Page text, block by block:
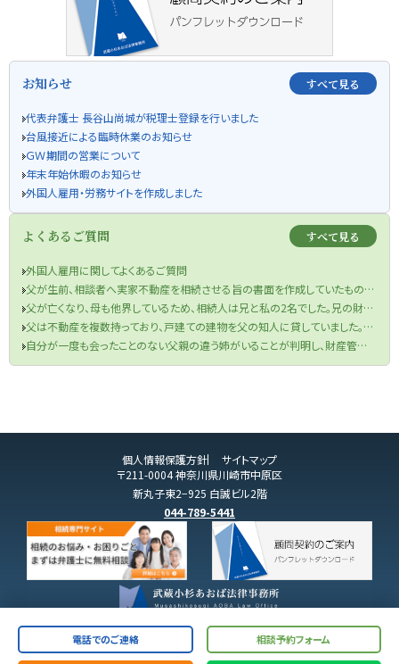
お知らせ すべて見る
代表弁護士 長谷山尚城が税理士登録を行いました
台風接近による臨時休業のお知らせ
ＧＷ期間の営業について
年末年始休暇のお知らせ
外国人雇用・労務サイトを作成しました
よくあるご質問 すべて見る
外国人雇用に関してよくあるご質問
父が生前、相談者へ実家不動産を相続させる旨の書面を作成していたものの、当該書面が遺言書の要件を満たしていなかった件
父が亡くなり、母も他界しているため、相続人は兄と私の2名でした。兄の財産目録を信じて遺産分割協議を行い、半分の金銭を受け取りました。兄が相続税申告も済ませてくれたため、手続きは終了したと思っていました。しかし、先月税務署から、父の口座から兄が1000万円を自分の口座に移していたと判明し、その金額を相続財産に加え、修正申告と追加の相続税を支払うよう求められました。取り分を主張できるのか、また追加の相続税を支払う必要があるのでしょうか？
父は不動産を複数持っており、戸建ての建物を父の知人に貸していました。役所から連絡があり、どうやら半年ほど前に賃借人が亡くなっており、現在、空き家になってしまっているということでした。まずは、賃借人の相続人に連絡をするよう言われましたが、役所は相続人の連絡先を教えてくれませんでした。私は賃借人の方と一度もお会いしたことがなく、相続人ももちろん把握していません。どうすればよいですか？
自分が一度も会ったことのない父親の違う姉がいることが判明し、財産管理能力もないことが分かったのですが、どうしたらよいですか？
〒211-0004 神奈川県川崎市中原区
新丸子東2−925 白誠ビル2階
044-789-5441
個人情報保護方針 サイトマップ
電話でのご連絡 相談予約フォーム